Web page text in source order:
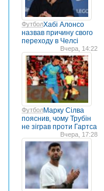
ФутболХабі Алонсо
назвав причину свого
переходу в Челсі
Вчера, 14:22
ФутболМарку Сілва
пояснив, чому Трубін
не зіграв проти Гартса
Вчера, 17:28